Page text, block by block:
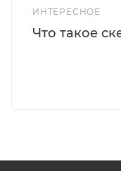
ИНТЕРЕСНОЕ
Что такое